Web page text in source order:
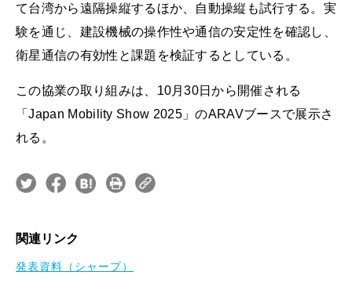
て台湾から遠隔操縦するほか、自動操縦も試行する。実
験を通じ、建設機械の操作性や通信の安定性を確認し、
衛星通信の有効性と課題を検証するとしている。
この協業の取り組みは、10月30日から開催される
「Japan Mobility Show 2025」のARAVブースで展示さ
れる。
関連リンク
発表資料（シャープ）